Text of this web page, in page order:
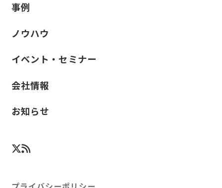
事例
ノウハウ
イベント・セミナー
会社情報
お知らせ